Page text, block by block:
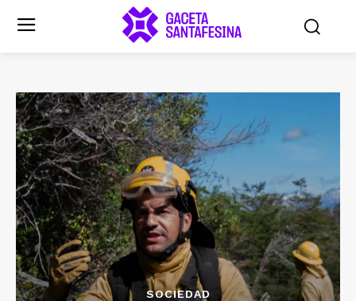
SOCIEDAD